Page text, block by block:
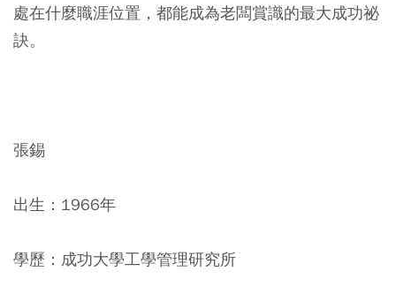
處在什麼職涯位置，都能成為老闆賞識的最大成功祕
訣。
張錫
出生：1966年
學歷：成功大學工學管理研究所